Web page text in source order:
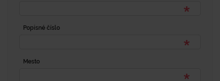
Popisné číslo
Mesto